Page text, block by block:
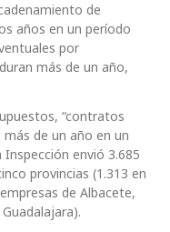
de
años en un período
por
más de un año,
“contratos
de un año en un
envió 3.685
provincias (1.313 en
de Albacete,